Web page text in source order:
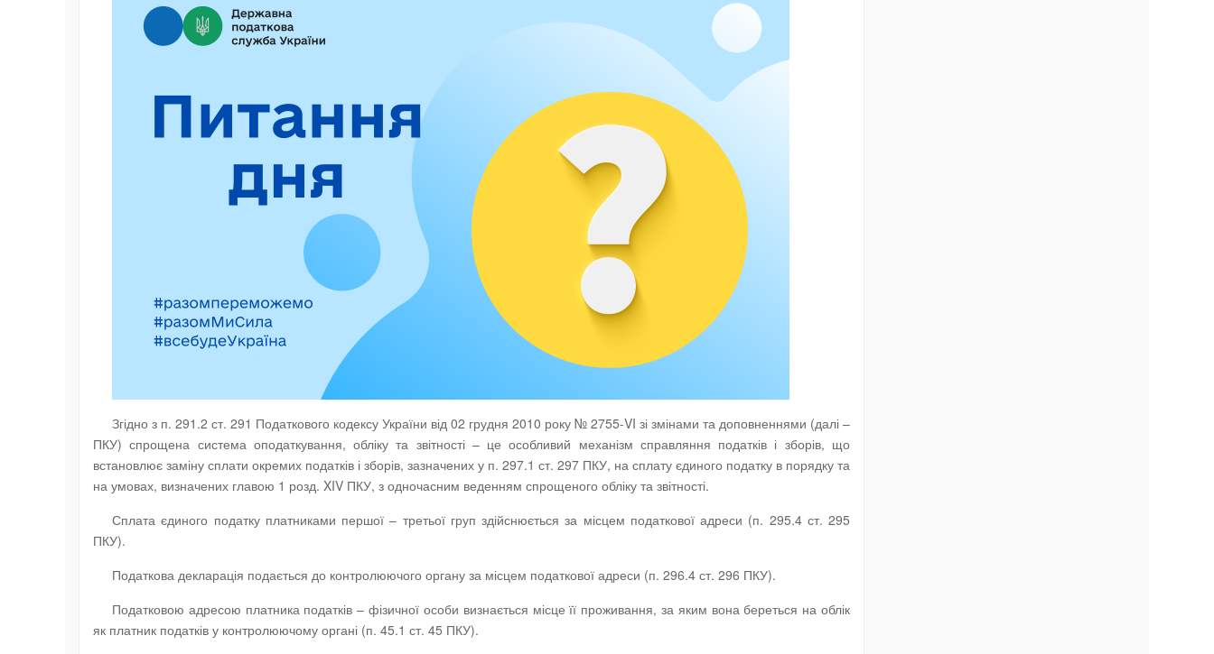
Згідно з п. 291.2 ст. 291 Податкового кодексу України від 02 грудня 2010 року № 2755-VI зі змінами та доповненнями (далі –
ПКУ) спрощена система оподаткування, обліку та звітності – це особливий механізм справляння податків і зборів, що
встановлює заміну сплати окремих податків і зборів, зазначених у п. 297.1 ст. 297 ПКУ, на сплату єдиного податку в порядку та
на умовах, визначених главою 1 розд. XIV ПКУ, з одночасним веденням спрощеного обліку та звітності.
Сплата єдиного податку платниками першої – третьої груп здійснюється за місцем податкової адреси (п. 295.4 ст. 295
ПКУ).
Податкова декларація подається до контролюючого органу за місцем податкової адреси (п. 296.4 ст. 296 ПКУ).
Податковою адресою платника податків – фізичної особи визнається місце її проживання, за яким вона береться на облік
як платник податків у контролюючому органі (п. 45.1 ст. 45 ПКУ).